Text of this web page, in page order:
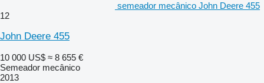
semeador mecânico John Deere 455
12
John Deere 455
10 000 US$ ≈ 8 655 €
Semeador mecânico
2013